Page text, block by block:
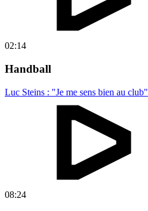
02:14
Handball
Luc Steins : "Je me sens bien au club"
08:24